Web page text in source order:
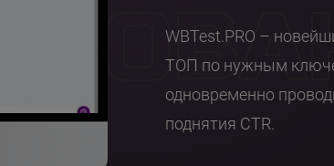
WBTest.PRO –
ТОП по нужным
одновременно
поднятия CTR.